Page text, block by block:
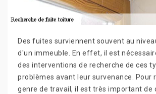
Des fuites surviennent souvent au
d'un immeuble. En effet, il est
des interventions de recherche de ces
problèmes avant leur survenance. Pour
genre de travail, il est très important de